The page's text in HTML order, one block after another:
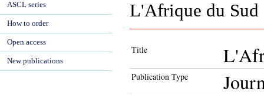
L'Afrique du Sud
Title
Publication Type
ASCL series
How to order
Open access
New publications